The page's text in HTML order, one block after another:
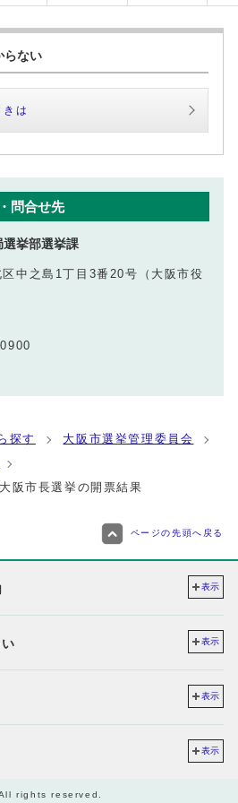
らない
きは
問合せ先
選挙部選挙課
中之島1丁目3番20号（大阪市役
探す
大阪市選挙管理委員会
阪市長選挙の開票結果
ページの先頭へ戻る
表示
表示
表示
表示
rights reserved.